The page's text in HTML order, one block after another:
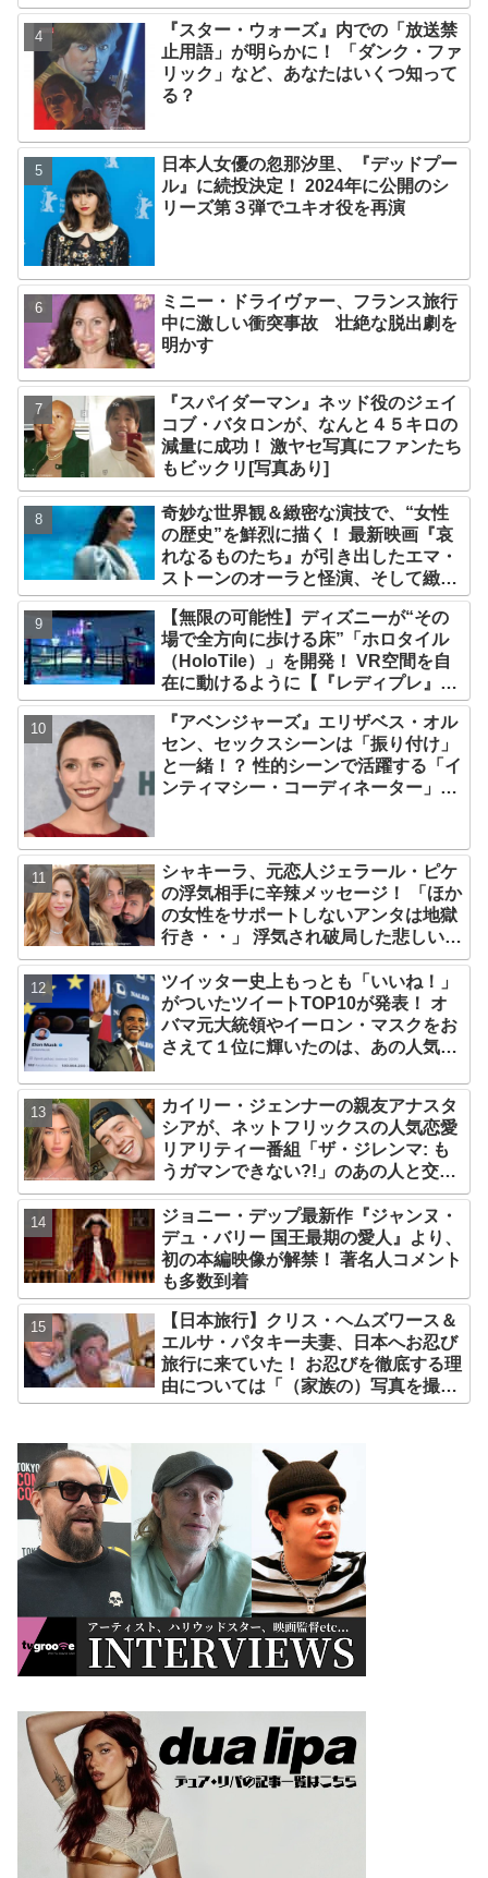
『スター・ウォーズ』内での「放送禁
止用語」が明らかに！ 「ダンク・ファ
リック」など、あなたはいくつ知って
る？
日本人女優の忽那汐里、『デッドプー
ル』に続投決定！ 2024年に公開のシ
リーズ第３弾でユキオ役を再演
ミニー・ドライヴァー、フランス旅行
中に激しい衝突事故 壮絶な脱出劇を
明かす
『スパイダーマン』ネッド役のジェイ
コブ・バタロンが、なんと４５キロの
減量に成功！ 激ヤセ写真にファンたち
もビックリ[写真あり]
奇妙な世界観＆緻密な演技で、“女性
の歴史”を鮮烈に描く！ 最新映画『哀
れなるものたち』が引き出したエマ・
ストーンのオーラと怪演、そして緻密
すぎる演技力！ これは女性の“自由意
志”の物語［レビュー＆解説］
【無限の可能性】ディズニーが“その
場で全方向に歩ける床”「ホロタイル
（HoloTile）」を開発！ VR空間を自
在に動けるように【『レディプレ』実
現への大きな一歩？】
『アベンジャーズ』エリザベス・オル
セン、セックスシーンは「振り付け」
と一緒！？ 性的シーンで活躍する「イ
ンティマシー・コーディネーター」の
シャキーラ、元恋人ジェラール・ピケ
の浮気相手に辛辣メッセージ！ 「ほか
の女性をサポートしないアンタは地獄
行き・・」 浮気され破局した悲しい心
境を赤裸々に語る
ツイッター史上もっとも「いいね！」
がついたツイートTOP10が発表！ オ
バマ元大統領やイーロン・マスクをお
さえて１位に輝いたのは、あの人気俳
カイリー・ジェンナーの親友アナスタ
シアが、ネットフリックスの人気恋愛
リアリティー番組「ザ・ジレンマ: も
うガマンできない?!」のあの人と交
際！？ ファンたちがそう予想する理由
とは[写真あり]
ジョニー・デップ最新作『ジャンヌ・
デュ・バリー 国王最期の愛人』より、
初の本編映像が解禁！ 著名人コメント
も多数到着
【日本旅行】クリス・ヘムズワース＆
エルサ・パタキー夫妻、日本へお忍び
旅行に来ていた！ お忍びを徹底する理
由については「（家族の）写真を撮ら
れるとキレそうになる」からという過